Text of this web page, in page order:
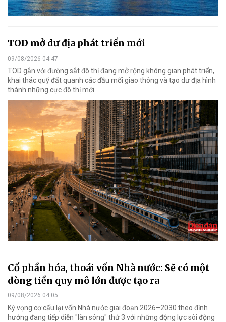
TOD mở dư địa phát triển mới
09/08/2026 04:47
TOD gắn với đường sắt đô thị đang mở rộng không gian phát triển,
khai thác quỹ đất quanh các đầu mối giao thông và tạo dư địa hình
thành những cực đô thị mới.
Cổ phần hóa, thoái vốn Nhà nước: Sẽ có một
dòng tiền quy mô lớn được tạo ra
09/08/2026 04:05
Kỳ vọng cơ cấu lại vốn Nhà nước giai đoạn 2026–2030 theo định
hướng đang tiếp diễn "làn sóng" thứ 3 với những động lực sôi động